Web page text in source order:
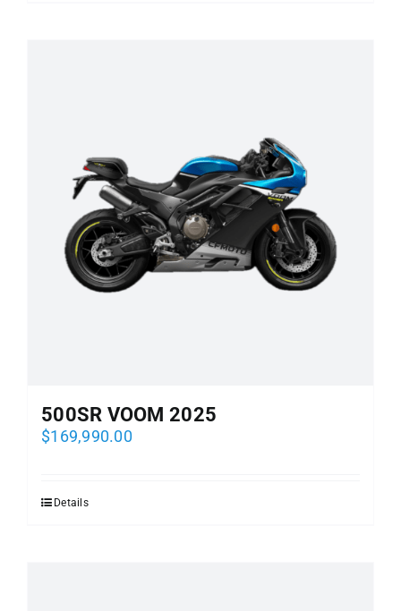
500SR VOOM 2025
$169,990.00
Details